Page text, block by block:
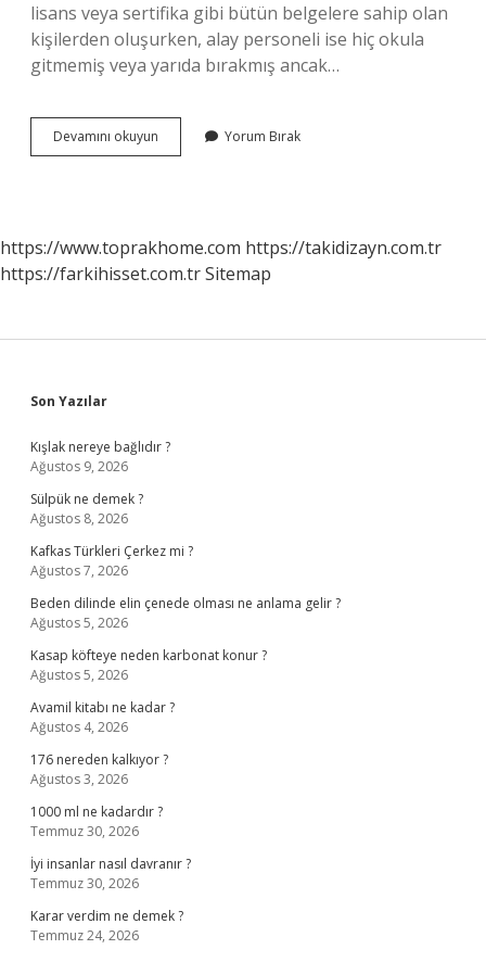
lisans veya sertifika gibi bütün belgelere sahip olan
kişilerden oluşurken, alay personeli ise hiç okula
gitmemiş veya yarıda bırakmış ancak…
Devamını okuyun
Ve
Yorum Bırak
https://www.toprakhome.com https://takidizayn.com.tr
https://farkihisset.com.trSitemap
Sidebar
Son Yazılar
Kışlak nereye bağlıdır ?
Ağustos 9, 2026
Sülpük ne demek ?
Ağustos 8, 2026
Kafkas Türkleri Çerkez mi ?
Ağustos 7, 2026
Beden dilinde elin çenede olması ne anlama gelir ?
Ağustos 5, 2026
Kasap köfteye neden karbonat konur ?
Ağustos 5, 2026
Avamil kitabı ne kadar ?
Ağustos 4, 2026
176 nereden kalkıyor ?
Ağustos 3, 2026
1000 ml ne kadardır ?
Temmuz 30, 2026
İyi insanlar nasıl davranır ?
Temmuz 30, 2026
Karar verdim ne demek ?
Temmuz 24, 2026